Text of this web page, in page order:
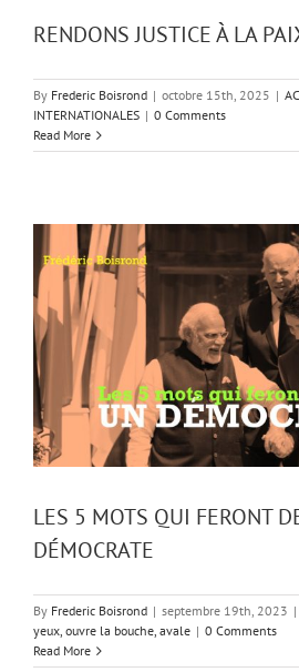
RENDONS JUSTICE À LA
By Frederic Boisrond | octobre 15th, 2025 |
INTERNATIONALES | 0 Comments
Read More
LES 5 MOTS QUI FERONT
DÉMOCRATE
By Frederic Boisrond | septembre 19th, 2023 |
yeux, ouvre la bouche, avale | 0 Comments
Read More